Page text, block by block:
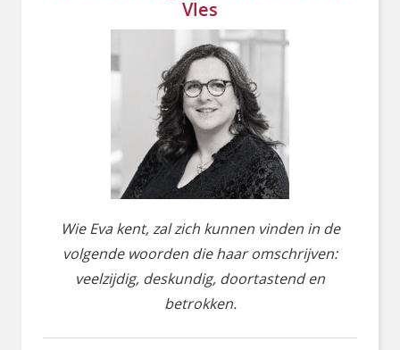
Vles
Wie Eva kent, zal zich kunnen vinden in de
volgende woorden die haar omschrijven:
veelzijdig, deskundig, doortastend en
betrokken.